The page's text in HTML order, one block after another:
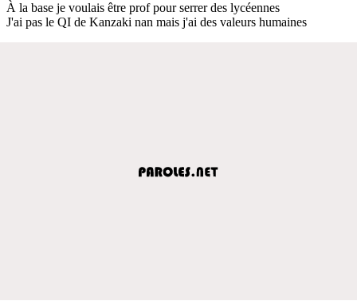
À la base je voulais être prof pour serrer des lycéennes
J'ai pas le QI de Kanzaki nan mais j'ai des valeurs humaines